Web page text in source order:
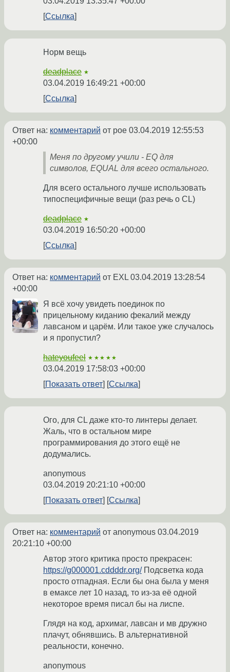
Ссылка
Норм вещь
deadplace ★
03.04.2019 16:49:21 +00:00
Ссылка
Ответ на: комментарий от poe 03.04.2019 12:55:53
+00:00
Меня по другому учили - EQ для
символов, EQUAL для всего остального.
Для всего остального лучше использовать
типоспецифичные вещи (раз речь о CL)
deadplace ★
03.04.2019 16:50:20 +00:00
Ссылка
Ответ на: комментарий от EXL03.04.2019 13:28:54
+00:00
Я всё хочу увидеть поединок по
прицельному киданию фекалий между
лавсаном и царём. Или такое уже случалось
и я пропустил?
hateyoufeel ★★★★★
03.04.2019 17:58:03 +00:00
Показать ответ
Ссылка
Ого, для CL даже кто-то линтеры делает.
Жаль, что в остальном мире
программирования до этого ещё не
додумались.
anonymous
03.04.2019 20:21:10 +00:00
Показать ответ
Ссылка
Ответ на: комментарий от anonymous 03.04.2019
20:21:10 +00:00
Автор этого критика просто прекрасен:
https://g000001.cddddr.org/Подсветка кода
просто отпадная. Если бы она была у меня
в емаксе лет 10 назад, то из-за её одной
некоторое время писал бы на лиспе.
Глядя на код, архимаг, лавсан и мв дружно
плачут, обнявшись. В альтернативной
реальности, конечно.
anonymous